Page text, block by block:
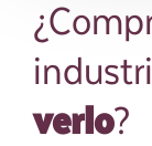
verlo?